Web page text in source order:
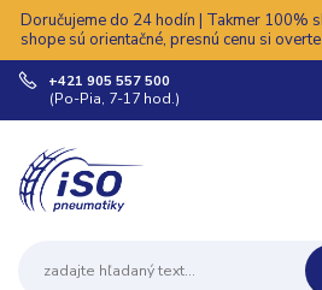
Doručujeme do 24 hodín | Takmer 100%
shope sú orientačné, presnú cenu si
+421 905 557 500
(Po-Pia, 7-17 hod.)